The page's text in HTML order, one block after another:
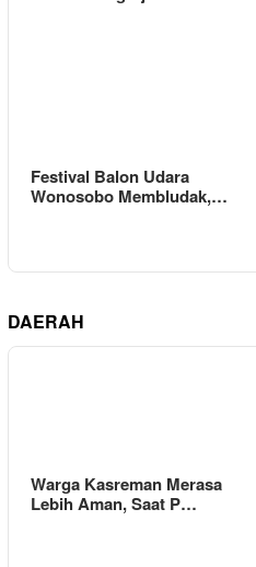
Festival Balon Udara
Wonosobo Membludak,…
DAERAH
Warga Kasreman Merasa
Lebih Aman, Saat P…